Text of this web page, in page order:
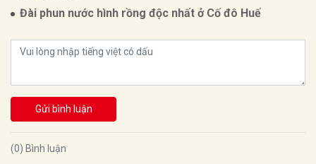
Đài phun nước hình rồng độc nhất ở Cố đô Huế
Gửi bình luận
(0) Bình luận